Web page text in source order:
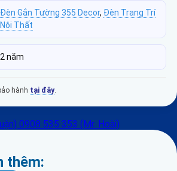
Đèn Gắn Tường 355 Decor, Đèn Trang Trí
Nội Thất
2 năm
hành tại đây.
0908 535 353 (Mr. Hoài)
thêm: